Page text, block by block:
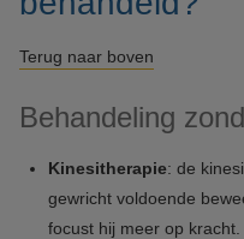
Terug naar boven
Behandeling
Kinesitherapie: de
gewricht voldoende
focust hij meer op